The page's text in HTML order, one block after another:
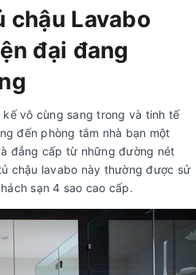
chậu Lavabo
đại đang
vô cùng sang trong và tinh tế
đến phòng tắm nhà bạn một
đẳng cấp từ những đường nét
chậu lavabo này thường được sử
sạn 4 sao cao cấp.